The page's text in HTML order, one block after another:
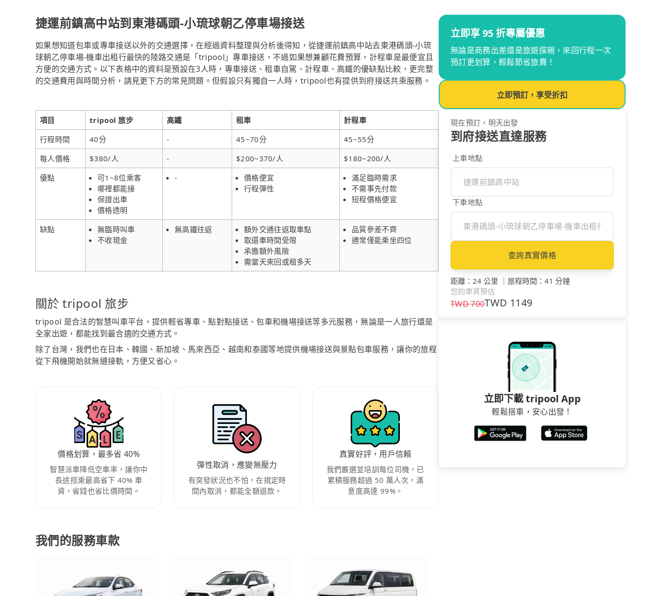
捷運前鎮高中站到東港碼頭-小琉球朝乙停車場接送
如果想知道包車或專車接送以外的交通選擇，在經過資料整理與分析後得知，從捷運前鎮高中站去東港碼頭-小琉
球朝乙停車場-機車出租行最快的陸路交通是「tripool」專車接送，不過如果想兼顧花費預算，計程車是最便宜且
方便的交通方式。以下表格中的資料是預設在3人時，專車接送、租車自駕、計程車、高鐵的優缺點比較，更完整
的交通費用與時間分析，請見更下方的常見問題。但假設只有獨自一人時，tripool也有提供到府接送共乘服務。
項目 tripool 旅步 高鐵 租車
計程車
行程時間
40分 - 45~70分
45~55分
每人價格
$380/人 - $200~370/人
$180~200/人
優點
可1~8位乘客
哪裡都能接
保證出車
價格透明
-
價格便宜
行程彈性
滿足臨時需求
不需事先付款
短程價格便宜
缺點
無臨時叫車
不收現金
無高鐵往返
額外交通往返取車點
取還車時間受限
承擔額外風險
需當天來回或租多天
品質參差不齊
通常僅能乘坐四位
關於 tripool 旅步
tripool 是合法的智慧叫車平台，提供輕省專車、點對點接送、包車和機場接送等多元服務，無論是一人旅行還是
全家出遊，都能找到最合適的交通方式。
除了台灣，我們也在日本、韓國、新加坡、馬來西亞、越南和泰國等地提供機場接送與景點包車服務，讓你的旅程
從下飛機開始就無縫接軌，方便又省心。
價格划算，最多省 40%
智慧派車降低空車率，讓你中
長途搭乘最高省下 40% 車
資，省錢也省比價時間。
彈性取消，應變無壓力
有突發狀況也不怕，在規定時
間內取消，都能全額退款。
真實好評，用戶信賴
我們嚴選並培訓每位司機，已
累積服務超過 50 萬人次，滿
意度高達 99%。
我們的服務車款
立即享 95 折專屬優惠
無論是商務出差還是旅遊探親，來回行程一次
預訂更划算，輕鬆節省旅費！
立即預訂，享受折扣
現在預訂，明天出發
到府接送直達服務
上車地點
下車地點
查詢真實價格
距離 ： 24 公里 ｜ 旅程時間 ： 41 分鐘
您的車資預估
TWD700TWD 1149
立即下載 tripool App
輕鬆搭車，安心出發！